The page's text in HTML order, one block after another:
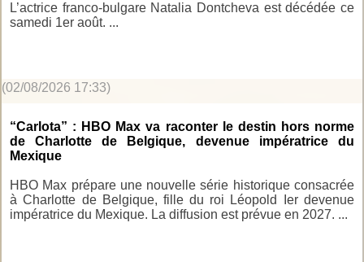
L’actrice franco-bulgare Natalia Dontcheva est décédée ce
samedi 1er août. ...
(02/08/2026 17:33)
“Carlota” : HBO Max va raconter le destin hors norme
de Charlotte de Belgique, devenue impératrice du
Mexique
HBO Max prépare une nouvelle série historique consacrée
à Charlotte de Belgique, fille du roi Léopold Ier devenue
impératrice du Mexique. La diffusion est prévue en 2027. ...